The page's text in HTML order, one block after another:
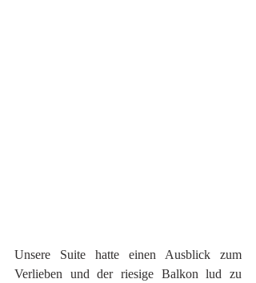
Unsere Suite hatte einen Ausblick zum
Verlieben und der riesige Balkon lud zu